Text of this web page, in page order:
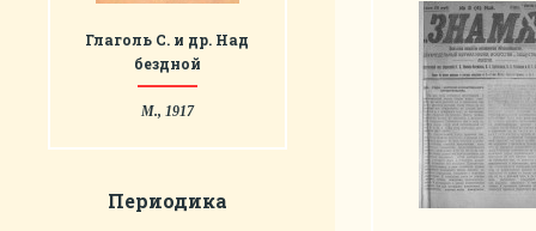
Глаголь С. и др. Над
бездной
М., 1917
Периодика